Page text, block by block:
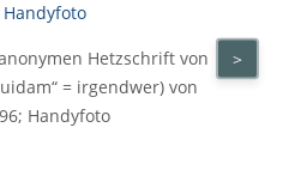
Hetzschrift von
= irgendwer) von
Handyfoto
>